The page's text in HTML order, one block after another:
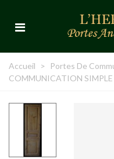
Accueil > Portes De
COMMUNICATION SIMPLE